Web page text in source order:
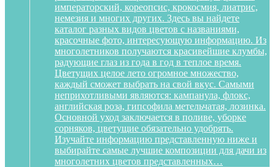
императорский, кореопсис, крокосмия, лиатрис,
немезия и многих других. Здесь вы найдете
каталог разных видов цветов с названиями,
красочные фото, интересующую информацию. Из
многолетников получаются красивейшие клумбы,
радующие глаз из года в год в теплое время.
Цветущих целое лето огромное множество,
каждый сможет выбрать на свой вкус. Самыми
неприхотливыми являются: кампанула, флокс,
английская роза, гипсофила метельчатая, лозинка.
Основной уход заключается в поливе, уборке
сорняков, цветущие обязательно удобрять.
Изучайте информацию представленную ниже и
выбирайте самые лучшие композиции для дачи из
многолетних цветов представленных…